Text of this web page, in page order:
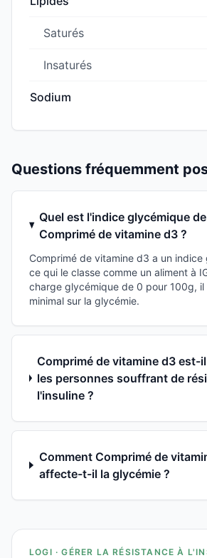
Saturés
Insaturés
Sodium
Questions fréquemment
Quel est l'indice glycémique de
Comprimé de vitamine d3 ?
Comprimé de vitamine d3 a un
ce qui le classe comme un aliment à
charge glycémique de 0 pour 100g, il
minimal sur la glycémie.
Comprimé de vitamine d3 est-
les personnes souffrant de
l'insuline ?
Comment Comprimé de
affecte-t-il la glycémie ?
LOGI · GÉRER LA RÉSISTANCE À